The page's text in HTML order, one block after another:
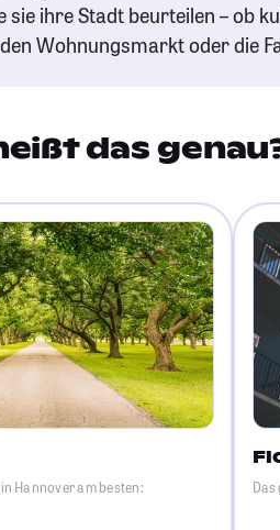
sie ihre Stadt beurteilen – ob
Wohnungsmarkt oder die
das
Hannover am besten: